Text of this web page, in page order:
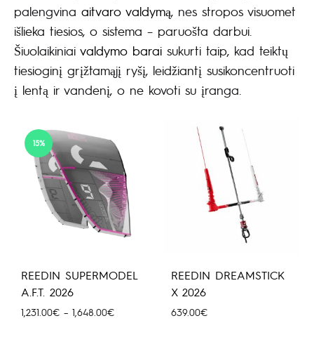
palengvina aitvaro valdymą, nes stropos visuomet
išlieka tiesios, o sistema – paruošta darbui.
Šiuolaikiniai valdymo barai sukurti taip, kad teiktų
tiesioginį grįžtamąjį ryšį, leidžiantį susikoncentruoti
į lentą ir vandenį, o ne kovoti su įranga.
15%
REEDIN SUPERMODEL
A.F.T. 2026
1,231.00€ – 1,648.00€Price
REEDIN DREAMSTICK
X 2026
639.00€